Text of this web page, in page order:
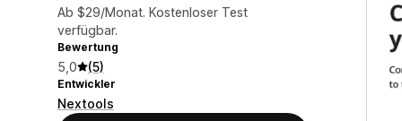
Ab $29/Monat. Kostenloser Test
verfügbar.
Bewertung
5,0 (5)
Entwickler
Nextools